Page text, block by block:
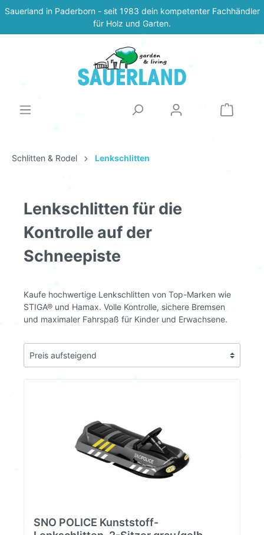
Sauerland in Paderborn - seit 1983 dein kompetenter Fachhändler
für Holz und Garten.
Schlitten & Rodel Lenkschlitten
Lenkschlitten für die
Kontrolle auf der
Schneepiste
Kaufe hochwertige Lenkschlitten von Top-Marken wie
STIGA® und Hamax. Volle Kontrolle, sichere Bremsen
und maximaler Fahrspaß für Kinder und Erwachsene.
SNO POLICE Kunststoff-